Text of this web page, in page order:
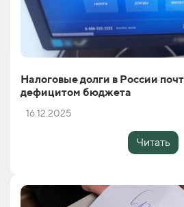
Налоговые долги в России
дефицитом бюджета
16.12.2025
Читать